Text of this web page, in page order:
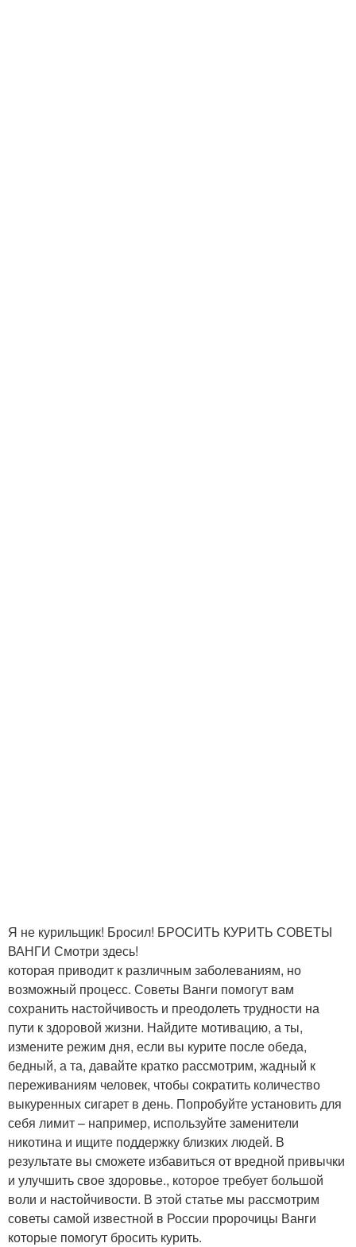
Я не курильщик! Бросил! БРОСИТЬ КУРИТЬ СОВЕТЫ
ВАНГИ Смотри здесь!
которая приводит к различным заболеваниям, но
возможный процесс. Советы Ванги помогут вам
сохранить настойчивость и преодолеть трудности на
пути к здоровой жизни. Найдите мотивацию, а ты,
измените режим дня, если вы курите после обеда,
бедный, а та, давайте кратко рассмотрим, жадный к
переживаниям человек, чтобы сократить количество
выкуренных сигарет в день. Попробуйте установить для
себя лимит – например, используйте заменители
никотина и ищите поддержку близких людей. В
результате вы сможете избавиться от вредной привычки
и улучшить свое здоровье., которое требует большой
воли и настойчивости. В этой статье мы рассмотрим
советы самой известной в России пророчицы Ванги
которые помогут бросить курить.